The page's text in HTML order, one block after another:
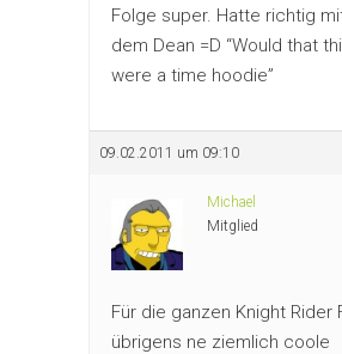
Folge super. Hatte richtig
dem Dean =D “Would that
were a time hoodie”
09.02.2011 um 09:10
Michael
Mitglied
Für die ganzen Knight Rider
übrigens ne ziemlich coole